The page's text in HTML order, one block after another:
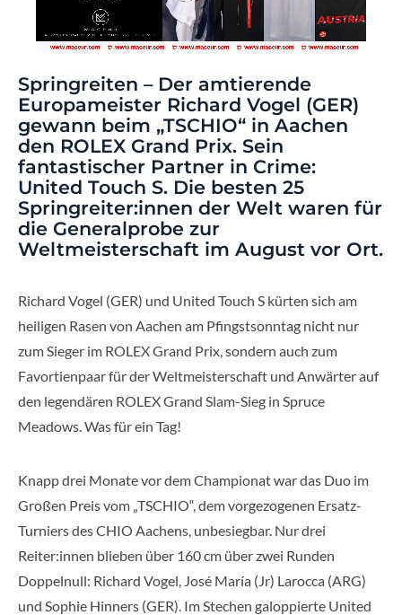
Springreiten – Der amtierende
Europameister Richard Vogel (GER)
gewann beim „TSCHIO“ in Aachen
den ROLEX Grand Prix. Sein
fantastischer Partner in Crime:
United Touch S. Die besten 25
Springreiter:innen der Welt waren für
die Generalprobe zur
Weltmeisterschaft im August vor Ort.
Richard Vogel (GER) und United Touch S kürten sich am
heiligen Rasen von Aachen am Pfingstsonntag nicht nur
zum Sieger im ROLEX Grand Prix, sondern auch zum
Favortienpaar für der Weltmeisterschaft und Anwärter auf
den legendären ROLEX Grand Slam-Sieg in Spruce
Meadows. Was für ein Tag!
Knapp drei Monate vor dem Championat war das Duo im
Großen Preis vom „TSCHIO“, dem vorgezogenen Ersatz-
Turniers des CHIO Aachens, unbesiegbar. Nur drei
Reiter:innen blieben über 160 cm über zwei Runden
Doppelnull: Richard Vogel, José María (Jr) Larocca (ARG)
und Sophie Hinners (GER). Im Stechen galoppierte United